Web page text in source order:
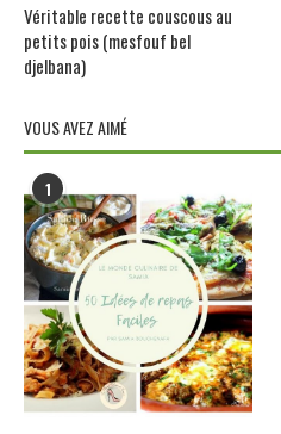
Véritable recette couscous au
petits pois (mesfouf bel
djelbana)
VOUS AVEZ AIMÉ
1